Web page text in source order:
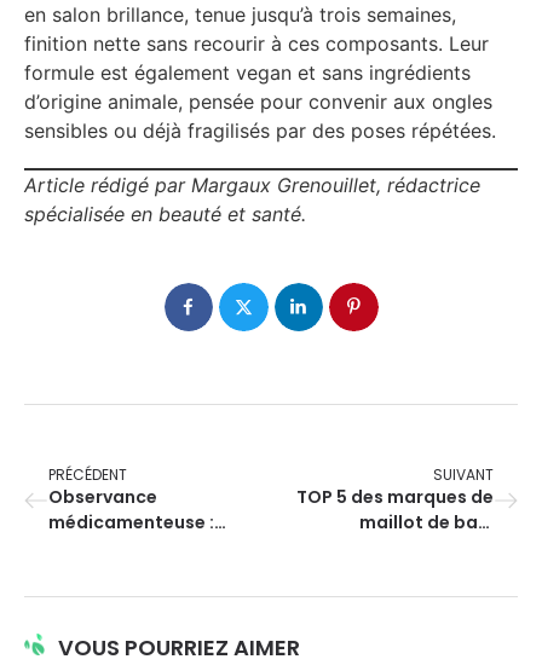
en salon brillance, tenue jusqu’à trois semaines,
finition nette sans recourir à ces composants. Leur
formule est également vegan et sans ingrédients
d’origine animale, pensée pour convenir aux ongles
sensibles ou déjà fragilisés par des poses répétées.
Article rédigé par Margaux Grenouillet, rédactrice
spécialisée en beauté et santé.
PRÉCÉDENT
Observance
médicamenteuse :
SUIVANT
TOP 5 des marques de
maillot de bain
VOUS POURRIEZ AIMER